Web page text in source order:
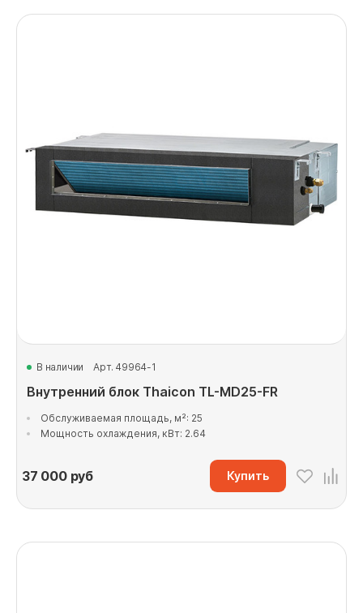
В наличии Арт. 49964-1
Внутренний блок Thaicon TL-MD25-FR
Обслуживаемая площадь, м²: 25
Мощность охлаждения, кВт: 2.64
37 000руб Купить